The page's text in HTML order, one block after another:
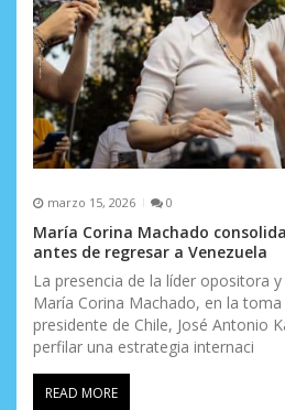
marzo 15, 2026 0
María Corina Machado
antes de regresar a Venezuela
La presencia de la líder opositora
María Corina Machado, en la
presidente de Chile, José Antonio
perfilar una estrategia internaci
READ MORE